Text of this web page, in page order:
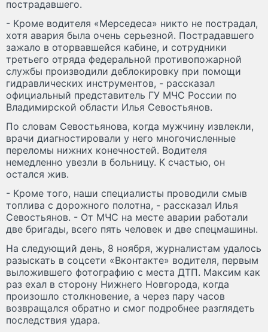
пострадавшего.
- Кроме водителя «Мерседеса» никто не пострадал,
хотя авария была очень серьезной. Пострадавшего
зажало в оторвавшейся кабине, и сотрудники
третьего отряда федеральной противопожарной
службы производили деблокировку при помощи
гидравлических инструментов, - рассказал
официальный представитель ГУ МЧС России по
Владимирской области Илья Севостьянов.
По словам Севостьянова, когда мужчину извлекли,
врачи диагностировали у него многочисленные
переломы нижних конечностей. Водителя
немедленно увезли в больницу. К счастью, он
остался жив.
- Кроме того, наши специалисты проводили смыв
топлива с дорожного полотна, - рассказал Илья
Севостьянов. - От МЧС на месте аварии работали
две бригады, всего пять человек и две спецмашины.
На следующий день, 8 ноября, журналистам удалось
разыскать в соцсети «Вконтакте» водителя, первым
выложившего фотографию с места ДТП. Максим как
раз ехал в сторону Нижнего Новгорода, когда
произошло столкновение, а через пару часов
возвращался обратно и смог подробнее разглядеть
последствия удара.